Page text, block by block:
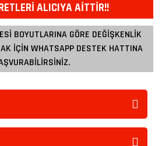
ALICIYA AİTTİR!!
BOYUTLARINA GÖRE DEĞİŞKENLİK
İÇİN WHATSAPP DESTEK HATTINA